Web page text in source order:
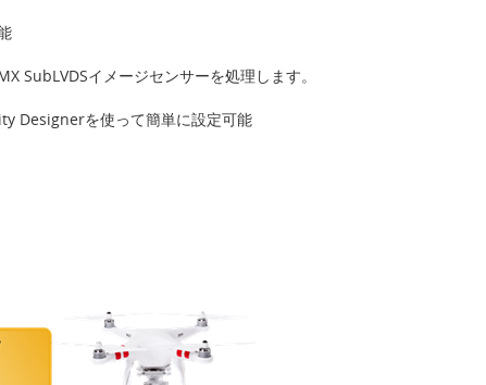
SubLVDSイメージセンサーを処理します。
Designerを使って簡単に設定可能